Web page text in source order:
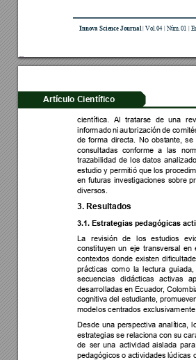
nnova Science Journal | Vol.04 Núm.01 | E
Artículo Científico
científica. Al tratarse de una re
informado ni autorización de comi
de forma directa. No obstante, se
consultadas conforme a las
trazabilidad de los datos
estudio y permitió que los proce
en futuras investigaciones sobre
diversos.
3. Resultados
3.1. Estrategias pedagógicas acti
La
revisión de los estudios
constituyen un eje transversal en
contextos donde existen dificult
prácticas como la lectura guiada,
secuencias
didácticas activas
desarrolladas en Ecuador, C
cognitiva del estudiante, promu
modelos centrados exclusiv
Desde una perspectiva analítica,
estrategias se relaciona con su
de ser una actividad aislada p
pedagógicos o actividades lúdicas